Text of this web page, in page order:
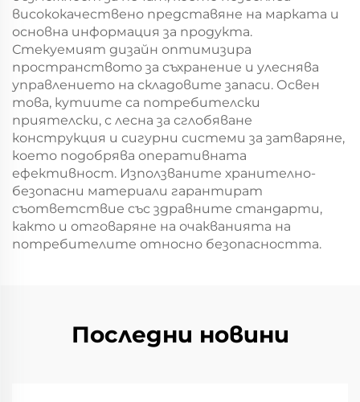
висококачествено представяне на марката и
основна информация за продукта.
Стекуемият дизайн оптимизира
пространството за съхранение и улеснява
управлението на складовите запаси. Освен
това, кутиите са потребителски
приятелски, с лесна за сглобяване
конструкция и сигурни системи за затваряне,
което подобрява оперативната
ефективност. Използваните хранително-
безопасни материали гарантират
съответствие със здравните стандарти,
както и отговаряне на очакванията на
потребителите относно безопасността.
Последни новини